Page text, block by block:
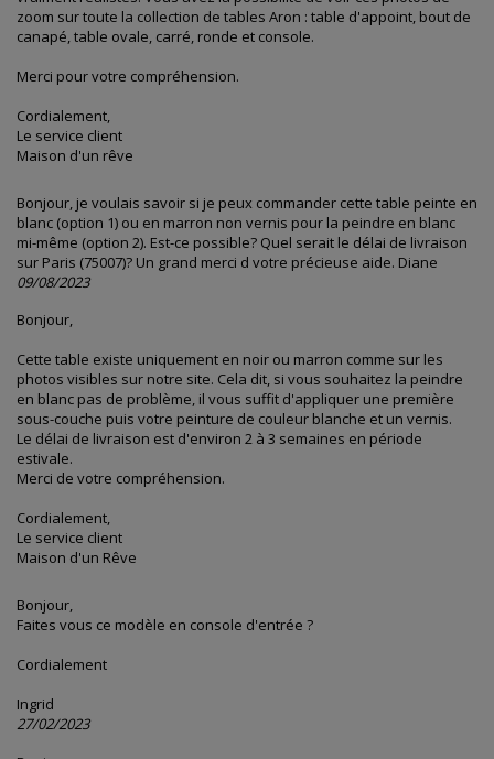
zoom sur toute la collection de tables Aron : table d'appoint, bout de
canapé, table ovale, carré, ronde et console.
Merci pour votre compréhension.
Cordialement,
Le service client
Maison d'un rêve
Bonjour, je voulais savoir si je peux commander cette table peinte en
blanc (option 1) ou en marron non vernis pour la peindre en blanc
mi-même (option 2). Est-ce possible? Quel serait le délai de livraison
sur Paris (75007)? Un grand merci d votre précieuse aide. Diane
09/08/2023
Bonjour,
Cette table existe uniquement en noir ou marron comme sur les
photos visibles sur notre site. Cela dit, si vous souhaitez la peindre
en blanc pas de problème, il vous suffit d'appliquer une première
sous-couche puis votre peinture de couleur blanche et un vernis.
Le délai de livraison est d'environ 2 à 3 semaines en période
estivale.
Merci de votre compréhension.
Cordialement,
Le service client
Maison d'un Rêve
Bonjour,
Faites vous ce modèle en console d'entrée ?
Cordialement
Ingrid
27/02/2023